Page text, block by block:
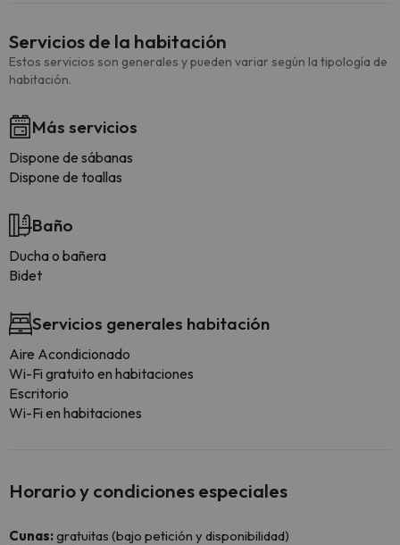
Servicios de la habitación
Estos servicios son generales y pueden variar según la tipología de
habitación.
Más servicios
Dispone de sábanas
Dispone de toallas
Baño
Ducha o bañera
Bidet
Servicios generales habitación
Aire Acondicionado
Wi-Fi gratuito en habitaciones
Escritorio
Wi-Fi en habitaciones
Horario y condiciones especiales
Cunas:gratuitas (bajo petición y disponibilidad)